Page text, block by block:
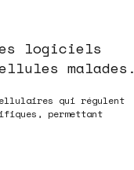
logiciels
malades.
qui régulent
permettant